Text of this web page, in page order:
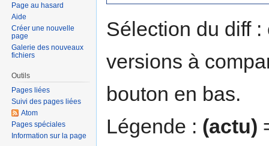
Sélection du diff
versions à
bouton en bas.
Légende : (actu)
Page au hasard
Aide
Créer une nouvelle
page
Galerie des nouveaux
fichiers
Outils
Pages liées
Suivi des pages liées
Atom
Pages spéciales
Information sur la page